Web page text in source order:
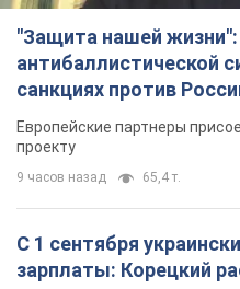
С 1 сентября
зарплаты: Корецкий
Одновременно с повышением
правительство объявило об
стипендий
4 часа назад
просьбу Зеленского о
для Patriot